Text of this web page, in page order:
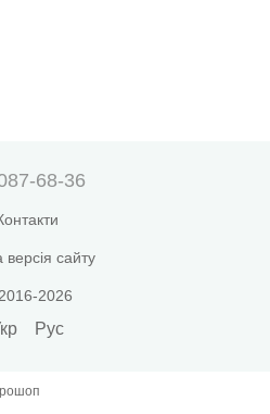
68-36
версія сайту
2026
Рус